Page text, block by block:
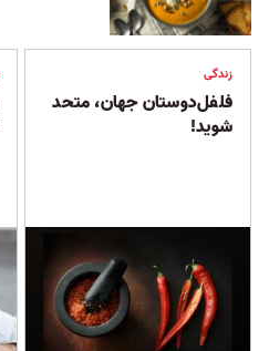
زندگی
فلفل‌دوستان جهان، متحد
شوید!